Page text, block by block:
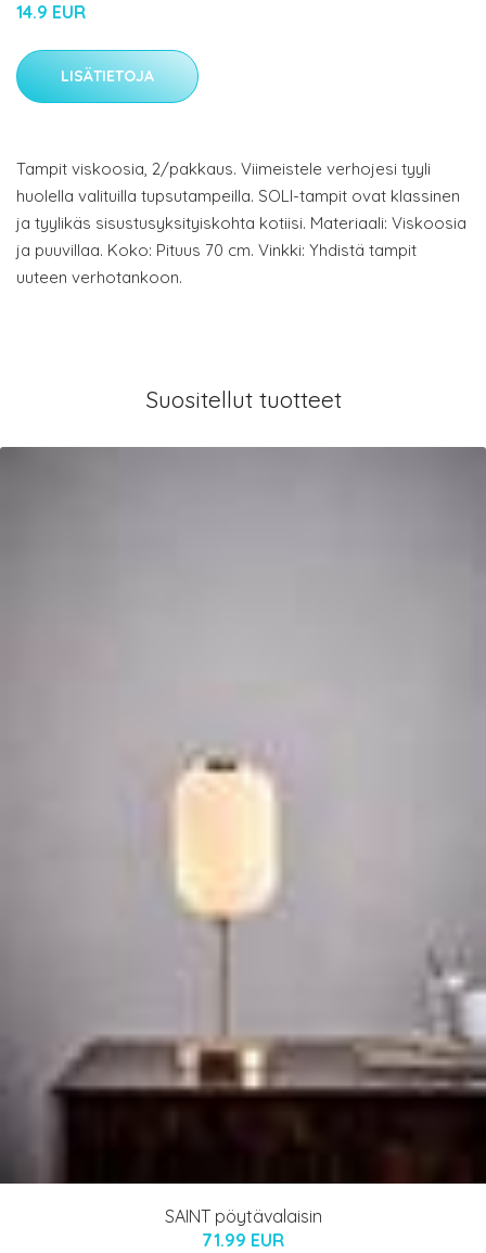
14.9 EUR
LISÄTIETOJA
Tampit viskoosia, 2/pakkaus. Viimeistele verhojesi tyyli
huolella valituilla tupsutampeilla. SOLI-tampit ovat klassinen
ja tyylikäs sisustusyksityiskohta kotiisi. Materiaali: Viskoosia
ja puuvillaa. Koko: Pituus 70 cm. Vinkki: Yhdistä tampit
uuteen verhotankoon.
Suositellut tuotteet
SAINT pöytävalaisin
71.99 EUR